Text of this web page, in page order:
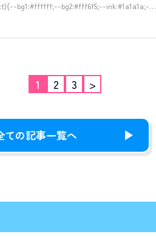
bg1:#ffffff;--bg2:#fff6f5;--ink:#1a1a1a;-…
1 2 3 >
ての記事一覧へ